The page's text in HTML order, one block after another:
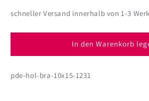
Menge
Gravierter
Bilderrahmen
-
-
Menge
Gravierter
Bilderrahmen
-
-
schneller Versand innerhalb von 1-3
In den Warenkorb
pde-hol-bra-10x15-1231